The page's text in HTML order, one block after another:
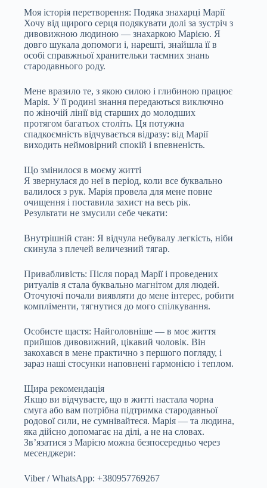
Моя історія перетворення: Подяка знахарці Марії
Хочу від щирого серця подякувати долі за зустріч з
дивовижною людиною — знахаркою Марією. Я
довго шукала допомоги і, нарешті, знайшла її в
особі справжньої хранительки таємних знань
стародавнього роду.
Мене вразило те, з якою силою і глибиною працює
Марія. У її родині знання передаються виключно
по жіночій лінії від старших до молодших
протягом багатьох століть. Ця потужна
спадкоємність відчувається відразу: від Марії
виходить неймовірний спокій і впевненість.
Що змінилося в моєму житті
Я звернулася до неї в період, коли все буквально
валилося з рук. Марія провела для мене повне
очищення і поставила захист на весь рік.
Результати не змусили себе чекати:
Внутрішній стан: Я відчула небувалу легкість, ніби
скинула з плечей величезний тягар.
Привабливість: Після порад Марії і проведених
ритуалів я стала буквально магнітом для людей.
Оточуючі почали виявляти до мене інтерес, робити
компліменти, тягнутися до мого спілкування.
Особисте щастя: Найголовніше — в моє життя
прийшов дивовижний, цікавий чоловік. Він
закохався в мене практично з першого погляду, і
зараз наші стосунки наповнені гармонією і теплом.
Щира рекомендація
Якщо ви відчуваєте, що в житті настала чорна
смуга або вам потрібна підтримка стародавньої
родової сили, не сумнівайтеся. Марія — та людина,
яка дійсно допомагає на ділі, а не на словах.
Зв’язатися з Марією можна безпосередньо через
месенджери:
Viber / WhatsApp: +380957769267